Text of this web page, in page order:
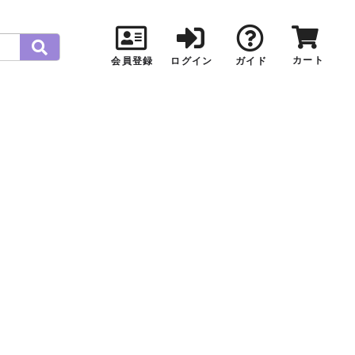
会員登録 ログイン ガイド カート